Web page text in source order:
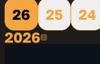
26
25 24
20262026